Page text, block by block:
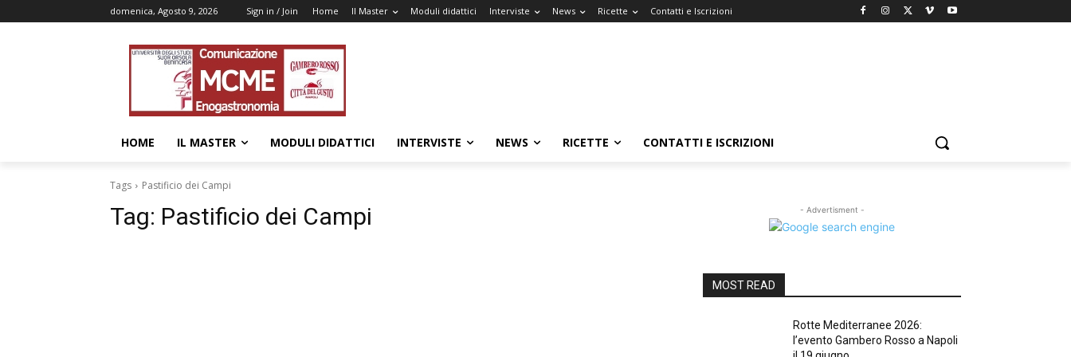
domenica, Agosto 9, 2026 Sign in / Join Home Il Master Moduli didattici Interviste News Ricette Contatti e Iscrizioni
HOME IL MASTER MODULI DIDATTICI INTERVISTE NEWS RICETTE CONTATTI E ISCRIZIONI
Tags Pastificio dei Campi
Tag: Pastificio dei Campi - Advertisment -
MOST READ
Rotte Mediterranee 2026:
l’evento Gambero Rosso a Napoli